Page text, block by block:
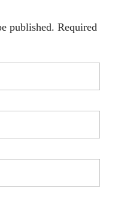
published. Required